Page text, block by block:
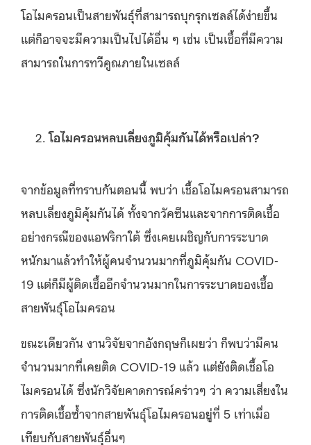
โอไมครอนเป็นสายพันธุ์ที่สามารถบุกรุกเซลล์ได้ง่ายขึ้น
แต่ก็อาจจะมีความเป็นไปได้อื่น ๆ เช่น เป็นเชื้อที่มีความ
สามารถในการทวีคูณภายในเซลล์
โอไมครอนหลบเลี่ยงภูมิคุ้มกันได้หรือเปล่า?
จากข้อมูลที่ทราบกันตอนนี้ พบว่า เชื้อโอไมครอนสามารถ
หลบเลี่ยงภูมิคุ้มกันได้ ทั้งจากวัคซีนและจากการติดเชื้อ
อย่างกรณีของแอฟริกาใต้ ซึ่งเคยเผชิญกับการระบาด
หนักมาแล้วทำให้ผู้คนจำนวนมากที่ภูมิคุ้มกัน COVID-
19 แต่ก็มีผู้ติดเชื้ออีกจำนวนมากในการระบาดของเชื้อ
สายพันธุ์โอไมครอน
ขณะเดียวกัน งานวิจัยจากอังกฤษก็เผยว่า ก็พบว่ามีคน
จำนวนมากที่เคยติด COVID-19 แล้ว แต่ยังติดเชื้อโอ
ไมครอนได้ ซึ่งนักวิจัยคาดการณ์คร่าวๆ ว่า ความเสี่ยงใน
การติดเชื้อซ้ำจากสายพันธุ์โอไมครอนอยู่ที่ 5 เท่าเมื่อ
เทียบกับสายพันธุ์อื่นๆ